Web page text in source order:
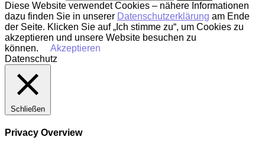
Diese Website verwendet Cookies – nähere Informationen
dazu finden Sie in unserer Datenschutzerklärung am Ende
der Seite. Klicken Sie auf „Ich stimme zu“, um Cookies zu
akzeptieren und unsere Website besuchen zu
können.
Akzeptieren
Datenschutz
Schließen
Privacy Overview